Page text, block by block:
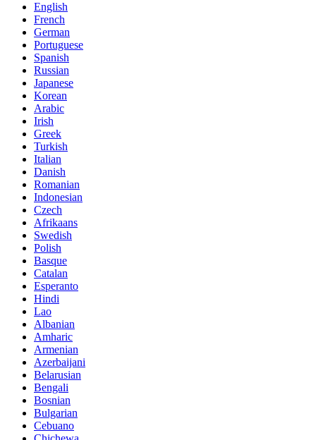
English
French
German
Portuguese
Spanish
Russian
Japanese
Korean
Arabic
Irish
Greek
Turkish
Italian
Danish
Romanian
Indonesian
Czech
Afrikaans
Swedish
Polish
Basque
Catalan
Esperanto
Hindi
Lao
Albanian
Amharic
Armenian
Azerbaijani
Belarusian
Bengali
Bosnian
Bulgarian
Cebuano